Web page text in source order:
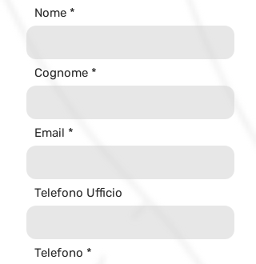
Nome
Cognome
Email
Telefono Ufficio
Telefono